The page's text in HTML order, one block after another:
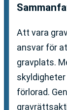
Att vara
ansvar för
gravplats.
förlorad.